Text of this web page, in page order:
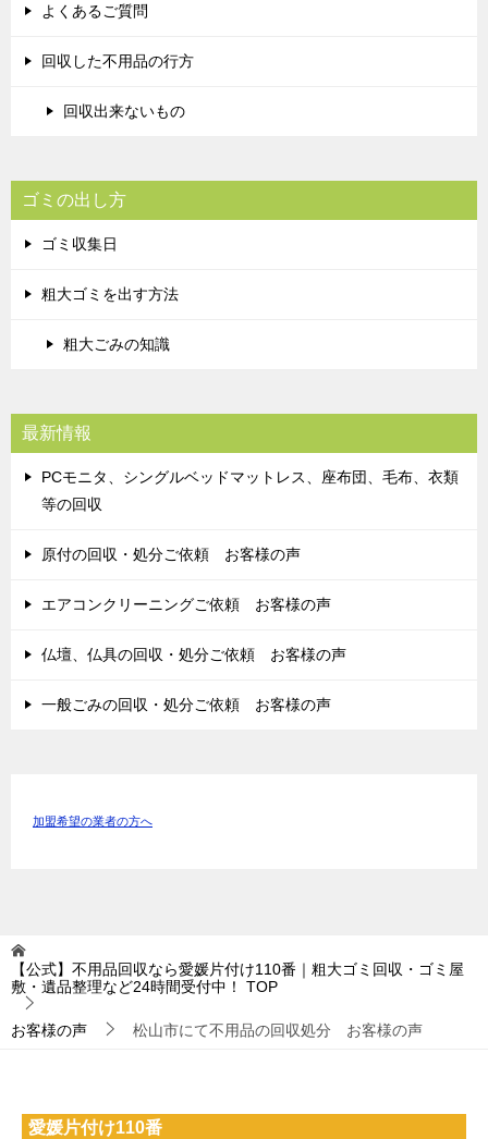
よくあるご質問
回収した不用品の行方
回収出来ないもの
ゴミの出し方
ゴミ収集日
粗大ゴミを出す方法
粗大ごみの知識
最新情報
PCモニタ、シングルベッドマットレス、座布団、毛布、衣類
等の回収
原付の回収・処分ご依頼 お客様の声
エアコンクリーニングご依頼 お客様の声
仏壇、仏具の回収・処分ご依頼 お客様の声
一般ごみの回収・処分ご依頼 お客様の声
加盟希望の業者の方へ
【公式】不用品回収なら愛媛片付け110番｜粗大ゴミ回収・ゴミ屋
敷・遺品整理など24時間受付中！
TOP
お客様の声 松山市にて不用品の回収処分 お客様の声
愛媛片付け110番